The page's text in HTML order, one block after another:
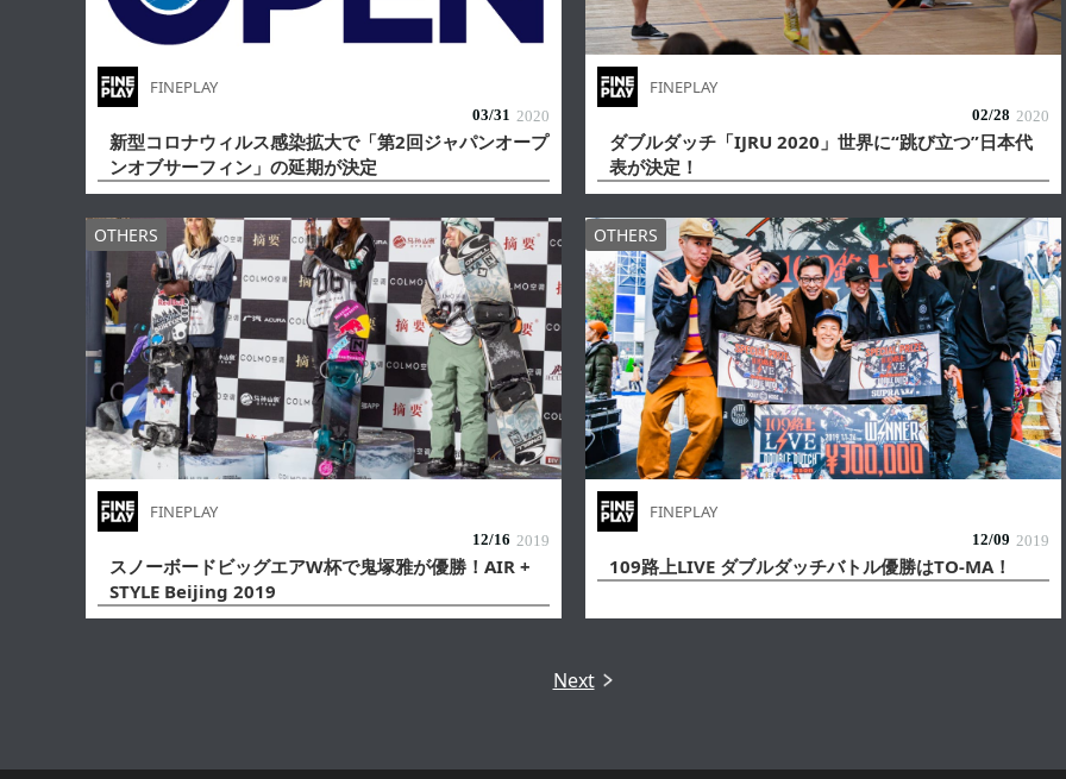
FINEPLAY
03/31 2020
新型コロナウィルス感染拡大で「第2回ジャパンオープ
ンオブサーフィン」の延期が決定
FINEPLAY
02/28 2020
ダブルダッチ「IJRU 2020」世界に“跳び立つ”日本代
表が決定！
OTHERS
FINEPLAY
12/16 2019
スノーボードビッグエアW杯で鬼塚雅が優勝！AIR +
STYLE Beijing 2019
OTHERS
FINEPLAY
12/09 2019
109路上LIVE ダブルダッチバトル優勝はTO-MA！
Next